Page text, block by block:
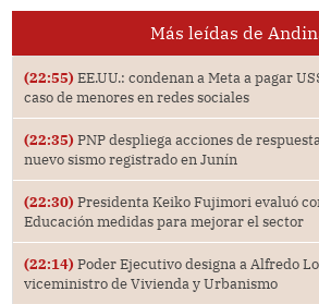
Más leídas de
(22:55) EE.UU.: condenan a Meta a pagar
caso de menores en redes sociales
(22:35) PNP despliega acciones de
nuevo sismo registrado en Junín
(22:30) Presidenta Keiko Fujimori evaluó
Educación medidas para mejorar el sector
(22:14) Poder Ejecutivo designa a Alfredo
viceministro de Vivienda y Urbanismo